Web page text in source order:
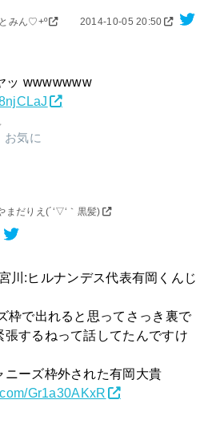
みん♡+º 2014-10-05 20:50
ッ wwwwwww
お気に
だりえ(´‘▽‘｀黒髪)
川:ヒルナンデス代表有岡くんじ
枠で出れると思ってさっき裏で
張するねって話してたんですけ
ニーズ枠外された有岡大貴
Gr1a30AKxR